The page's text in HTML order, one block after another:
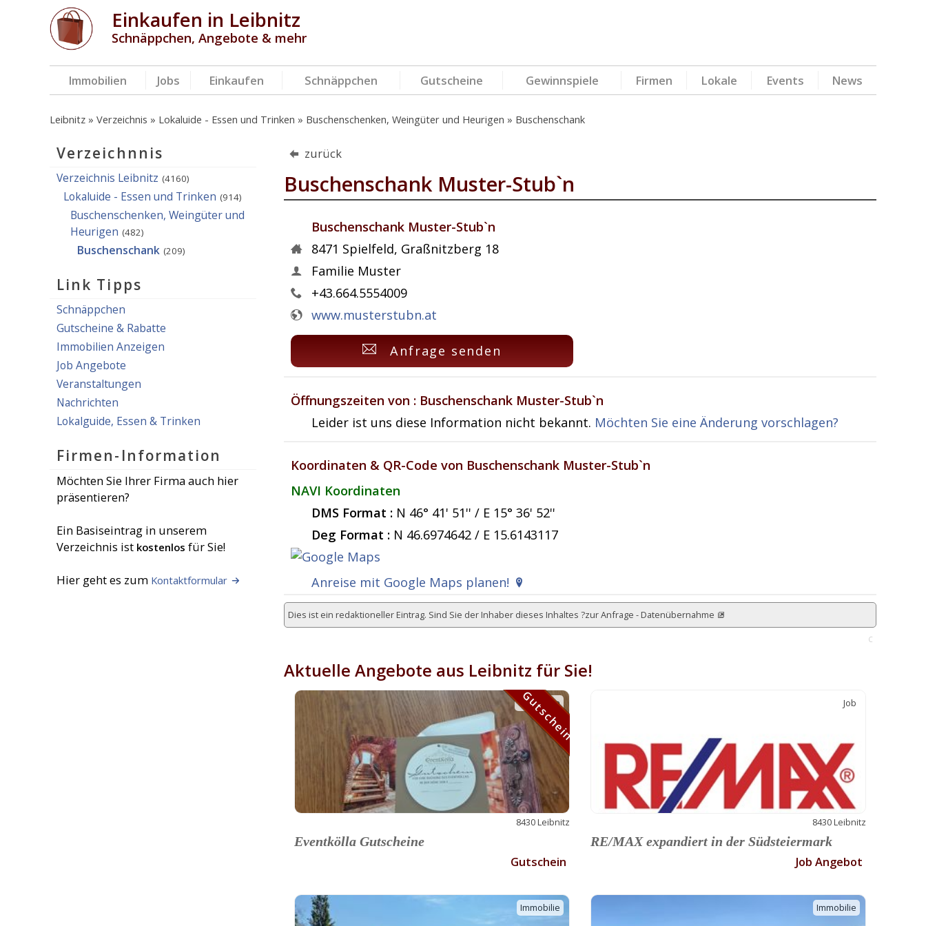
Einkaufen in Leibnitz
Schnäppchen, Angebote & mehr
Immobilien Jobs Einkaufen Schnäppchen Gutscheine Gewinnspiele Firmen Lokale Events News
Leibnitz Verzeichnis Lokaluide - Essen und Trinken Buschenschenken, Weingüter und Heurigen Buschenschank
zurück
Buschenschank Muster-Stub`n
Buschenschank Muster-Stub`n
8471 Spielfeld, Graßnitzberg 18
Familie Muster
+43.664.5554009
www.musterstubn.at
Anfrage senden
Öffnungszeiten von : Buschenschank Muster-Stub`n
Leider ist uns diese Information nicht bekannt. Möchten Sie eine Änderung vorschlagen?
Koordinaten & QR-Code von Buschenschank Muster-Stub`n
NAVI Koordinaten
DMS Format : N 46° 41' 51'' / E 15° 36' 52''
Deg Format : N 46.6974642 / E 15.6143117
Anreise mit Google Maps planen!
Dies ist ein redaktioneller Eintrag. Sind Sie der Inhaber dieses Inhaltes ?zur Anfrage - Datenübernahme
C
Aktuelle Angebote aus Leibnitz für Sie!
Gutschein
8430 Leibnitz
Eventkölla Gutscheine
Gutschein
Gutschein
Job
8430 Leibnitz
RE/MAX expandiert in der Südsteiermark
Job Angebot
Immobilie Immobilie
Verzeichnnis
Verzeichnis Leibnitz (4160)
Lokaluide - Essen und Trinken (914)
Buschenschenken, Weingüter und
Heurigen (482)
Buschenschank (209)
Link Tipps
Schnäppchen
Gutscheine & Rabatte
Immobilien Anzeigen
Job Angebote
Veranstaltungen
Nachrichten
Lokalguide, Essen & Trinken
Firmen-Information
Möchten Sie Ihrer Firma auch hier
präsentieren?
Ein Basiseintrag in unserem
Verzeichnis ist kostenlos für Sie!
Hier geht es zum Kontaktformular